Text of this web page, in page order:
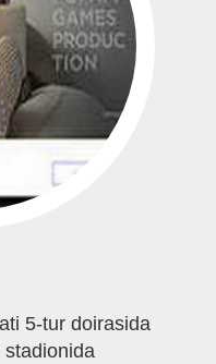
5-tur doirasida
stadionida